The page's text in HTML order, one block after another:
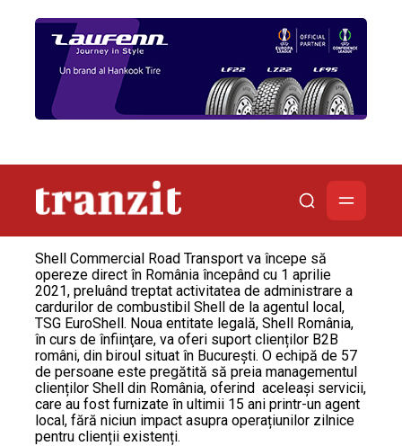
Shell Commercial Road Transport va începe să
opereze direct în România începând cu 1 aprilie
2021, preluând treptat activitatea de administrare a
cardurilor de combustibil Shell de la agentul local,
TSG EuroShell. Noua entitate legală, Shell România,
în curs de înfiinţare, va oferi suport clienților B2B
români, din biroul situat în București. O echipă de 57
de persoane este pregătită să preia managementul
clienților Shell din România, oferind aceleași servicii,
care au fost furnizate în ultimii 15 ani printr-un agent
local, fără niciun impact asupra operațiunilor zilnice
pentru clienții existenți.